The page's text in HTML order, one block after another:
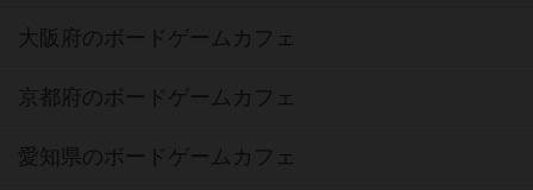
大阪府のボードゲームカフェ
京都府のボードゲームカフェ
愛知県のボードゲームカフェ